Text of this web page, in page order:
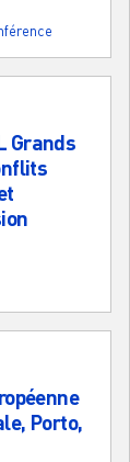
Grands
Porto,